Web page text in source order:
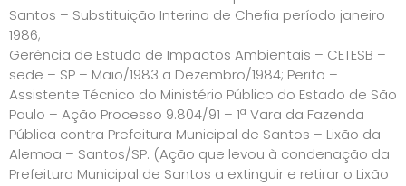
Santos – Substituição Interina de Chefia período janeiro
1986;
Gerência de Estudo de Impactos Ambientais – CETESB –
sede – SP – Maio/1983 a Dezembro/1984; Perito –
Assistente Técnico do Ministério Público do Estado de São
Paulo – Ação Processo 9.804/91 – 1ª Vara da Fazenda
Pública contra Prefeitura Municipal de Santos – Lixão da
Alemoa – Santos/SP. (Ação que levou à condenação da
Prefeitura Municipal de Santos a extinguir e retirar o Lixão